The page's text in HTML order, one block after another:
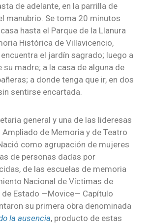
de adelante, en la parrilla de
manubrio. Se toma 20 minutos
hasta el Parque de la Llanura
Histórica de Villavicencio,
el jardín sagrado; luego a
su madre; a la casa de alguna de
a donde tenga que ir, en dos
sentirse encartada.
general y una de las lideresas
Ampliado de Memoria y de Teatro
como agrupación de mujeres
de personas dadas por
de las escuelas de memoria
Nacional de Víctimas de
de Estado —Movice— Capítulo
su primera obra denominada
la ausencia, producto de estas